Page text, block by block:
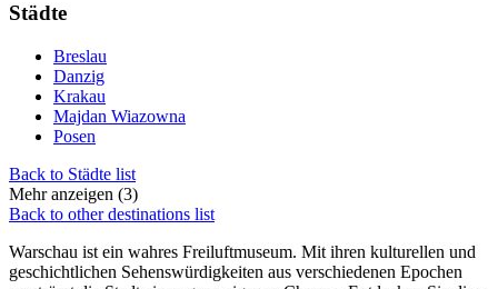
Städte
Breslau
Danzig
Krakau
Majdan Wiazowna
Posen
Back to Städte list
Mehr anzeigen (3)
Back to other destinations list
Warschau ist ein wahres Freiluftmuseum. Mit ihren kulturellen und
geschichtlichen Sehenswürdigkeiten aus verschiedenen Epochen